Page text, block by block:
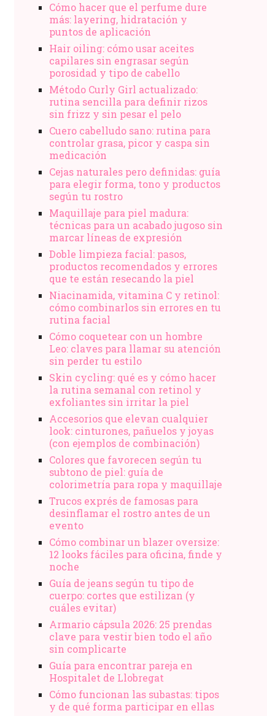
Cómo hacer que el perfume dure
más: layering, hidratación y
puntos de aplicación
Hair oiling: cómo usar aceites
capilares sin engrasar según
porosidad y tipo de cabello
Método Curly Girl actualizado:
rutina sencilla para definir rizos
sin frizz y sin pesar el pelo
Cuero cabelludo sano: rutina para
controlar grasa, picor y caspa sin
medicación
Cejas naturales pero definidas: guía
para elegir forma, tono y productos
según tu rostro
Maquillaje para piel madura:
técnicas para un acabado jugoso sin
marcar líneas de expresión
Doble limpieza facial: pasos,
productos recomendados y errores
que te están resecando la piel
Niacinamida, vitamina C y retinol:
cómo combinarlos sin errores en tu
rutina facial
Cómo coquetear con un hombre
Leo: claves para llamar su atención
sin perder tu estilo
Skin cycling: qué es y cómo hacer
la rutina semanal con retinol y
exfoliantes sin irritar la piel
Accesorios que elevan cualquier
look: cinturones, pañuelos y joyas
(con ejemplos de combinación)
Colores que favorecen según tu
subtono de piel: guía de
colorimetría para ropa y maquillaje
Trucos exprés de famosas para
desinflamar el rostro antes de un
evento
Cómo combinar un blazer oversize:
12 looks fáciles para oficina, finde y
noche
Guía de jeans según tu tipo de
cuerpo: cortes que estilizan (y
cuáles evitar)
Armario cápsula 2026: 25 prendas
clave para vestir bien todo el año
sin complicarte
Guía para encontrar pareja en
Hospitalet de Llobregat
Cómo funcionan las subastas: tipos
y de qué forma participar en ellas